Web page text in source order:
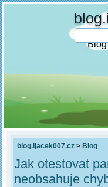
Blog
blog.ijacek007.cz > Blog
Jak otestovat
neobsahuje